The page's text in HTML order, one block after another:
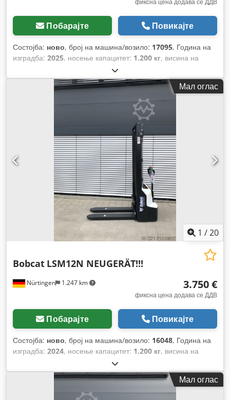
Побарајте Повикајте
Состојба: ново, број на машина/возило: 17095, Година на
изградба: 2025, носење капацитет: 1.200 кг, висина на
, центар на товарот:
гориво:електричен, тип на јарбол:симплекс, градежна
1.970 мм, напон на батеријата: 24 V, должина на
, вкупна тежина:665 кг,
Мал оглас
1 /20
Nürtingen 1.247 km
Bobcat LSM12N NEUGERÄT!!!
3.750 €
фиксна цена додава се ДДВ
Побарајте Повикајте
Состојба: ново, број на машина/возило: 16048, Година на
изградба: 2024, носење капацитет: 1.200 кг, висина на
, центар на товарот:
гориво:електричен, тип на јарбол:симплекс, градежна
, напон на батеријата:24 V , должина на
1.150 мм, вкупна тежина:576 кг,
Мал оглас